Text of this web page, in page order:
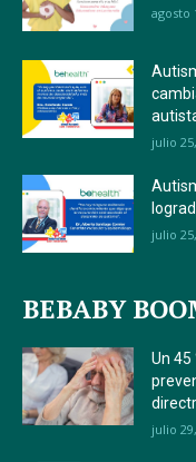
agosto
julio
julio
BEBABY
Un 45
julio